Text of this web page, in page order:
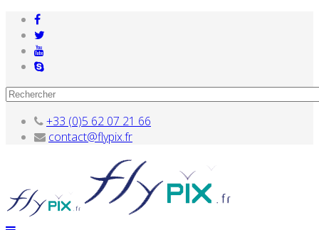
+33 (0)5 62 07 21 66
contact@flypix.fr